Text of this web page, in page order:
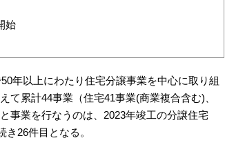
始
年以上にわたり住宅分譲事業を中心に取り組
て累計44事業（住宅41事業(商業複合含む)、
事業を行なうのは、2023年竣工の分譲住宅
き26件目となる。